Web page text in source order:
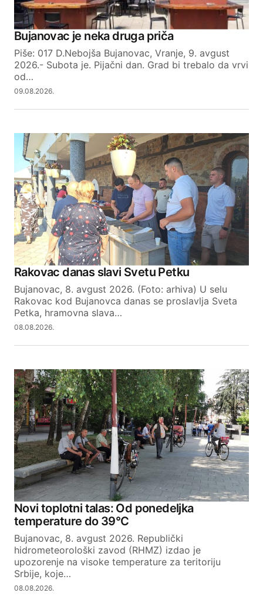
Your Name
Your E-mail
Bujanovac je neka druga priča
Piše: 017 D.Nebojša Bujanovac, Vranje, 9. avgust
2026.- Subota je. Pijačni dan. Grad bi trebalo da vrvi
od…
09.08.2026.
Rakovac danas slavi Svetu Petku
Bujanovac, 8. avgust 2026. (Foto: arhiva) U selu
Rakovac kod Bujanovca danas se proslavlja Sveta
Petka, hramovna slava…
08.08.2026.
Novi toplotni talas: Od ponedeljka
temperature do 39°C
Bujanovac, 8. avgust 2026. Republički
hidrometeorološki zavod (RHMZ) izdao je
upozorenje na visoke temperature za teritoriju
Srbije, koje…
08.08.2026.